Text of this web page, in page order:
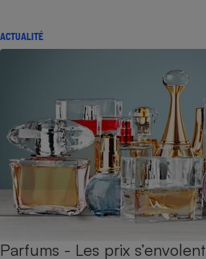
ACTUALITÉ
Parfums - Les prix s’envolent